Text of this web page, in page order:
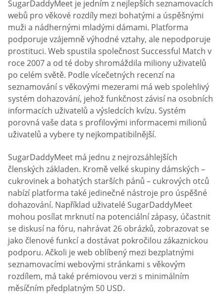
SugarDaddyMeet je jedním z nejlepších seznamovacích
webů pro věkové rozdíly mezi bohatými a úspěšnými
muži a nádhernými mladými dámami. Platforma
podporuje vzájemně výhodné vztahy, ale nepodporuje
prostituci. Web spustila společnost Successful Match v
roce 2007 a od té doby shromáždila miliony uživatelů
po celém světě. Podle vícečetných recenzí na
seznamování s věkovými mezerami má web spolehlivý
systém dohazování, jehož funkčnost závisí na osobních
informacích uživatelů a výsledcích kvízu. Systém
porovná vaše data s profilovými informacemi milionů
uživatelů a vybere ty nejkompatibilnější.
SugarDaddyMeet má jednu z nejrozsáhlejších
členských základen. Kromě velké skupiny dámských –
cukrovinek a bohatých starších pánů – cukrových otců
nabízí platforma také jedinečné nástroje pro úspěšné
dohazování. Například uživatelé SugarDaddyMeet
mohou posílat mrknutí na potenciální zápasy, účastnit
se diskusí na fóru, nahrávat 26 obrázků, zobrazovat se
jako členové funkcí a dostávat pokročilou zákaznickou
podporu. Ačkoli je web oblíbený mezi bezplatnými
seznamovacími webovými stránkami s věkovým
rozdílem, má také prémiovou verzi s minimálním
měsíčním předplatným 50 USD.